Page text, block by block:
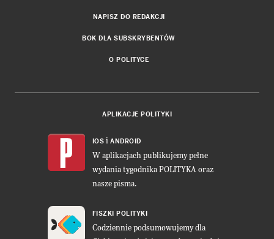
NAPISZ DO REDAKCJI
BOK DLA SUBSKRYBENTÓW
O POLITYCE
APLIKACJE POLITYKI
IOS i ANDROID
W aplikacjach publikujemy pełne
wydania tygodnika POLITYKA oraz
nasze pisma.
FISZKI POLITYKI
Codziennie podsumowujemy dla